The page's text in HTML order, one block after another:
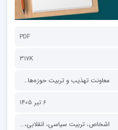
PDF
317K
معاونت تهذیب و تربیت حوزه‌های علمیه
6 تیر 1405
اشخاص، تربیت سیاسی، انقلابی، تمدنی